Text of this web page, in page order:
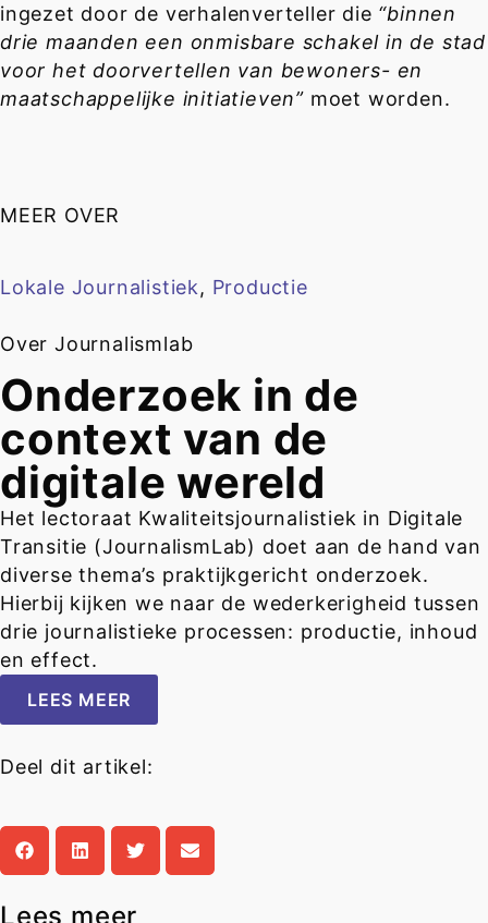
ingezet door de verhalenverteller die “binnen
drie maanden een onmisbare schakel in de stad
voor het doorvertellen van bewoners- en
maatschappelijke initiatieven” moet worden.
MEER OVER
Lokale Journalistiek, Productie
Over Journalismlab
Onderzoek in de
context van de
digitale wereld
Het lectoraat Kwaliteitsjournalistiek in Digitale
Transitie (JournalismLab) doet aan de hand van
diverse thema’s praktijkgericht onderzoek.
Hierbij kijken we naar de wederkerigheid tussen
drie journalistieke processen: productie, inhoud
en effect.
LEES MEER
Deel dit artikel:
Lees meer